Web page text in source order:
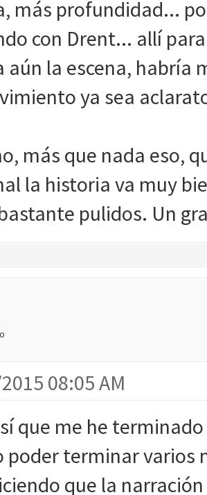
más profundidad...
con Drent... allí
aún la escena, habría
ya sea
más que nada eso,
la historia va muy
pulidos. Un
08:05 AM
que me he
poder terminar varios
que la